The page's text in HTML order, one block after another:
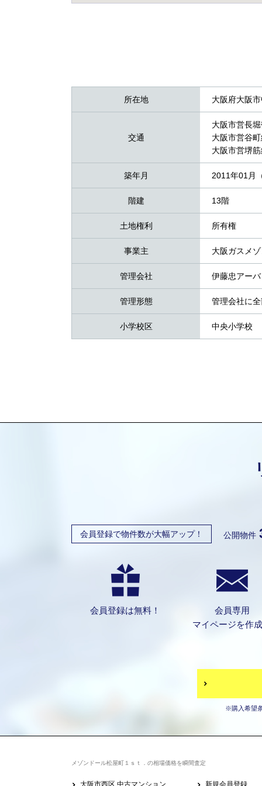
所在地 大阪府大阪
交通
大阪市営長
大阪市営谷
大阪市営堺
築年月 2011年01月
階建 13階
土地権利 所有権
事業主 大阪ガスメ
管理会社 伊藤忠アー
管理形態 管理会社に
小学校区 中央小学校
会員登録で物件数が大幅アップ！ 公開物件
会員登録は無料！
会員専用
マイページを作
※購入希望
メゾンドール松屋町１ｓｔ．の相場価格を瞬間査定
大阪市西区 中古マンション 新規会員登録